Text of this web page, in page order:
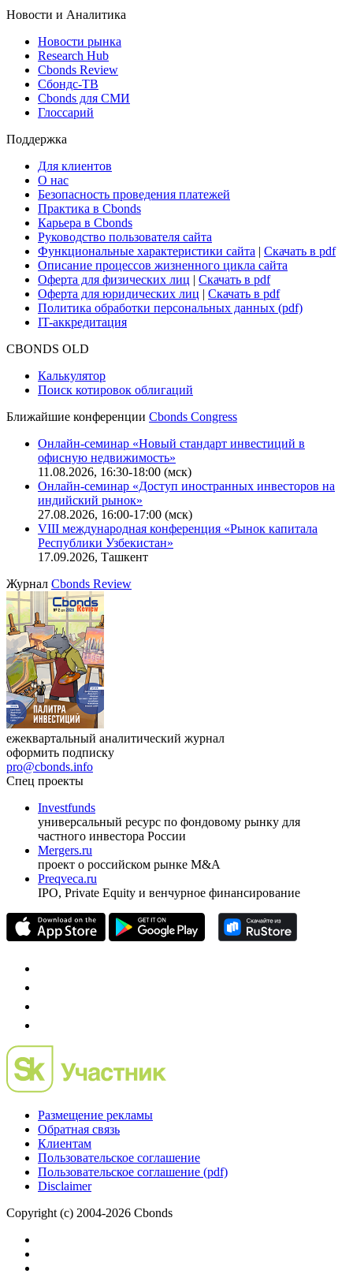
ETF & Funds
Поиск ETF & Funds
Новости и Аналитика
Новости рынка
Research Hub
Сбондс-ТВ
Глоссарий
Поддержка
Для клиентов
О нас
Безопасность проведения платежей
Практика в Cbonds
Карьера в Cbonds
Руководство пользователя сайта
Функциональные характеристики сайта|Скачать в pdf
Описание процессов жизненного цикла сайта
Оферта для юридических лиц
IT-аккредитация
Поиск котировок облигаций
Ближайшие конференцииCbonds Congress
Онлайн-семинар «Новый стандарт инвестиций в
офисную недвижимость»
11.08.2026, 16:30-18:00 (мск)
Онлайн-семинар «Доступ иностранных инвесторов на
индийский рынок»
VIII международная конференция «Рынок капитала
Республики Узбекистан»
17.09.2026, Ташкент
ЖурналCbonds Review
оформить подписку
pro@cbonds.info
Спец проекты
Investfunds
универсальный ресурс по фондовому рынку для
частного инвестора России
проект о российском рынке M&A
Preqveca.ru
Размещение рекламы
Обратная связь
Пользовательское соглашение
Copyright (c) 2004-2026 Cbonds